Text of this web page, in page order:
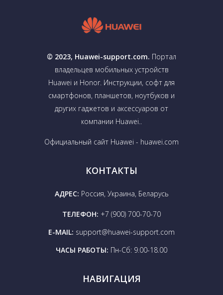
© 2023, Huawei-support.com. Портал
владельцев мобильных устройств
Huawei и Honor. Инструкции, софт для
смартфонов, планшетов, ноутбуков и
других гаджетов и аксессуаров от
компании Huawei..
Официальный сайт Huawei - huawei.com
КОНТАКТЫ
АДРЕС: Россия, Украина, Беларусь
ТЕЛЕФОН: +7 (900) 700-70-70
E-MAIL: support@huawei-support.com
ЧАСЫ РАБОТЫ: Пн-Сб: 9.00-18.00
НАВИГАЦИЯ